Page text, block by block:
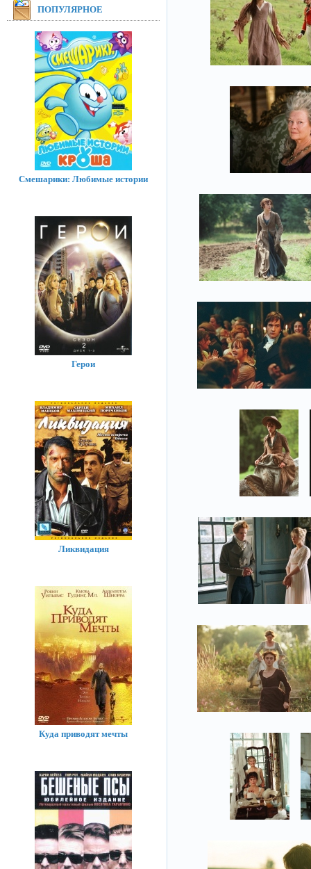
ПОПУЛЯРНОЕ
Смешарики: Любимые истории
Герои
Ликвидация
Куда приводят мечты